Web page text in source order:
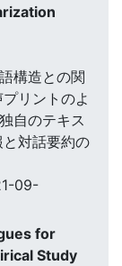
構造との関
リントのよ
自のテキス
と対話要約の
09-
for
Study